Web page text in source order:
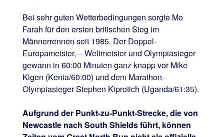
Bei sehr guten Wetterbedingungen sorgte Mo
Farah für den ersten britischen Sieg im
Männerrennen seit 1985. Der Doppel-
Europameister, – Weltmeister und Olympiasieger
gewann in 60:00 Minuten ganz knapp vor Mike
Kigen (Kenia/60:00) und dem Marathon-
Olympiasieger Stephen Kiprotich (Uganda/61:35).
Aufgrund der Punkt-zu-Punkt-Strecke, die von
Newcastle nach South Shields führt, können